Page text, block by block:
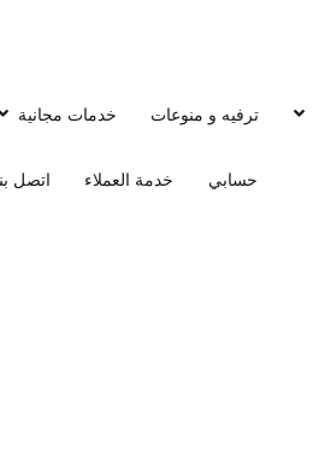
ترفيه و منوعات خدمات مجانية
حسابي خدمة العملاء اتصل